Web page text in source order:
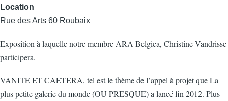
Location
Rue des Arts 60 Roubaix
Exposition à laquelle notre membre ARA Belgica, Christine Vandrisse
participera.
VANITE ET CAETERA, tel est le thème de l’appel à projet que La
plus petite galerie du monde (OU PRESQUE) a lancé fin 2012. Plus